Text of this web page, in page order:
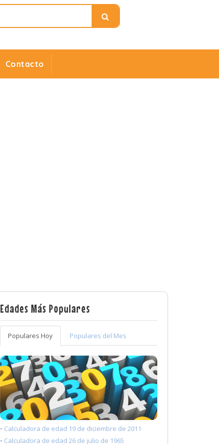
Contacto
Edades Más Populares
Populares Hoy Populares del Mes
• Calculadora de edad 19 de diciembre de 2011
• Calculadora de edad 26 de julio de 1965